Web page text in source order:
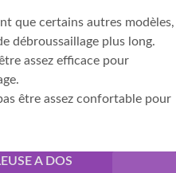
que certains autres modèles,
débroussaillage plus long.
assez efficace pour
être assez confortable pour
A DOS